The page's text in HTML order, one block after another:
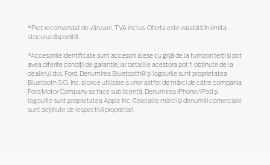
*Preţ recomandat de vânzare, TVA inclus. Oferta este valabilă în limita
stocului disponibil.
*Accesoriile identificate sunt accesorii alese cu grijă de la furnizori terți și pot
avea diferite condiții de garanție, iar detaliile acestora pot fi obținute de la
dealerul dvs. Ford. Denumirea Bluetooth® și logourile sunt proprietatea
Bluetooth SIG, Inc. și orice utilizare a unor astfel de mărci de către compania
Ford Motor Company se face sub licență. Denumirea iPhone/iPod și
logourile sunt proprietatea Apple Inc. Celelalte mărci și denumiri comerciale
sunt deținute de respectivii proprietari.